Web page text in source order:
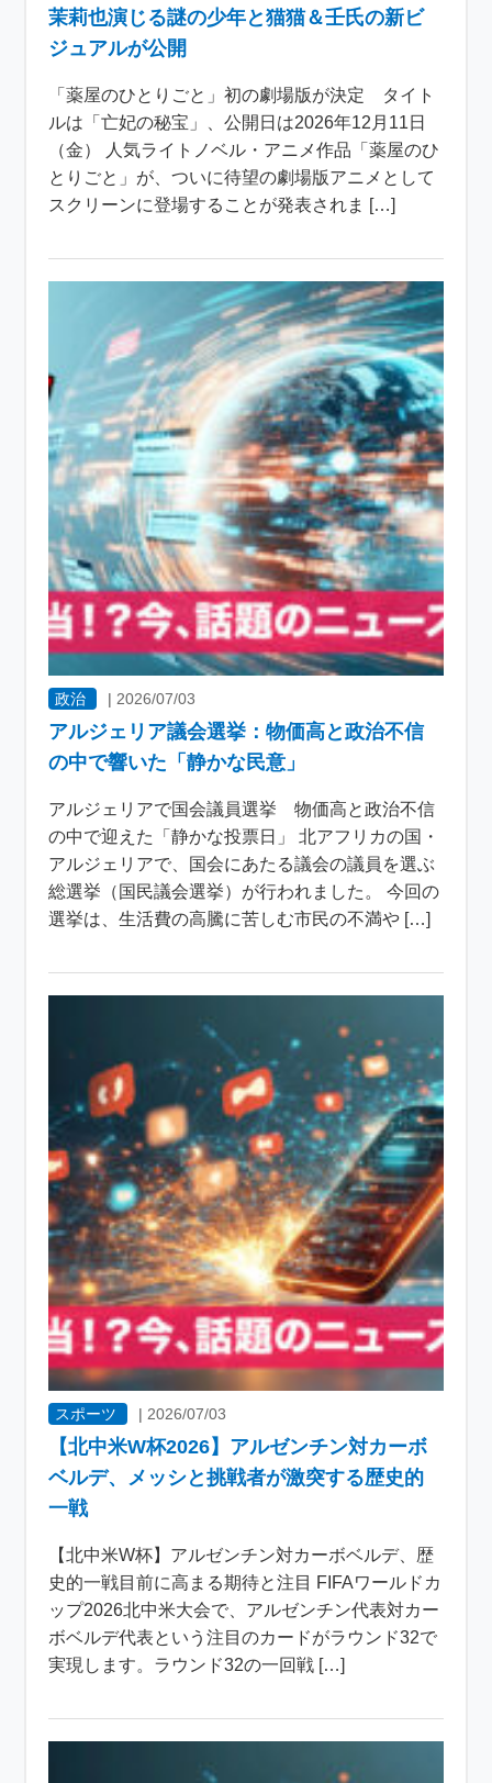
茉莉也演じる謎の少年と猫猫＆壬氏の新ビ
ジュアルが公開
「薬屋のひとりごと」初の劇場版が決定 タイト
ルは「亡妃の秘宝」、公開日は2026年12月11日
（金） 人気ライトノベル・アニメ作品「薬屋のひ
とりごと」が、ついに待望の劇場版アニメとして
スクリーンに登場することが発表されま […]
政治 |2026/07/03
アルジェリア議会選挙：物価高と政治不信
の中で響いた「静かな民意」
アルジェリアで国会議員選挙 物価高と政治不信
の中で迎えた「静かな投票日」 北アフリカの国・
アルジェリアで、国会にあたる議会の議員を選ぶ
総選挙（国民議会選挙）が行われました。 今回の
選挙は、生活費の高騰に苦しむ市民の不満や […]
スポーツ | 2026/07/03
【北中米W杯2026】アルゼンチン対カーボ
ベルデ、メッシと挑戦者が激突する歴史的
一戦
【北中米W杯】アルゼンチン対カーボベルデ、歴
史的一戦目前に高まる期待と注目 FIFAワールドカ
ップ2026北中米大会で、アルゼンチン代表対カー
ボベルデ代表という注目のカードがラウンド32で
実現します。ラウンド32の一回戦 […]